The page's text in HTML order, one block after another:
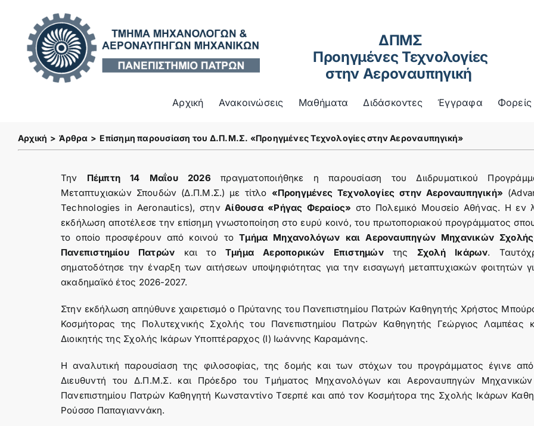
περιεχόμενο
ΔΠΜΣ
Προηγμένες Τεχνολογίες
στην Αεροναυπηγική
Αρχική Ανακοινώσεις Mαθήματα Διδάσκοντες Έγγραφα Φορείς
Αρχική Άρθρα Επίσημη παρουσίαση του Δ.Π.Μ.Σ. «Προηγμένες Τεχνολογίες στην Αεροναυπηγική»
Την Πέμπτη 14 Μαΐου 2026 πραγματοποιήθηκε η παρουσίαση του Διιδρυματικού
Μεταπτυχιακών Σπουδών (Δ.Π.Μ.Σ.) με τίτλο «Προηγμένες Τεχνολογίες στην Αεροναυπηγική»
Technologies in Aeronautics), στηνΑίθουσα «Ρήγας Φεραίος» στο Πολεμικό Μουσείο Αθήνας. Η εν
εκδήλωση αποτέλεσε την επίσημη γνωστοποίηση στο ευρύ κοινό, του πρωτοποριακού προγράμματος
το οποίο προσφέρουν από κοινού τοΤμήμα Μηχανολόγων και Αεροναυπηγών Μηχανικών Σχολής
Πανεπιστημίου Πατρών και το Τμήμα Αεροπορικών Επιστημώντης Σχολή Ικάρων.
σηματοδότησε την έναρξη των αιτήσεων υποψηφιότητας για την εισαγωγή μεταπτυχιακών φοιτητών
ακαδημαϊκό έτος 2026-2027.
Στην εκδήλωση απηύθυνε χαιρετισμό ο Πρύτανης του Πανεπιστημίου Πατρών Καθηγητής Χρήστος
Κοσμήτορας της Πολυτεχνικής Σχολής του Πανεπιστημίου Πατρών Καθηγητής Γεώργιος Λαμπέας
Διοικητής της Σχολής Ικάρων Υποπτέραρχος (Ι) Ιωάννης Καραμάνης.
Η αναλυτική παρουσίαση της φιλοσοφίας, της δομής και των στόχων του προγράμματος έγινε
Διευθυντή του Δ.Π.Μ.Σ. και Πρόεδρο του Τμήματος Μηχανολόγων και Αεροναυπηγών
Πανεπιστημίου Πατρών Καθηγητή Κωνσταντίνο Τσερπέ και από τον Κοσμήτορα της Σχολής Ικάρων
Ρούσσο Παπαγιαννάκη.